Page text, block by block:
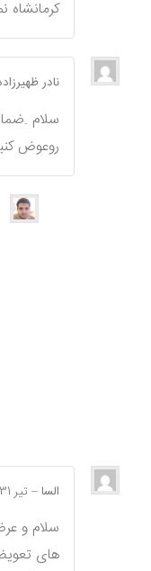
کرمانشاه
نادر
سلام
روعوض
السا– تیر 31, 1400
سلام و
های